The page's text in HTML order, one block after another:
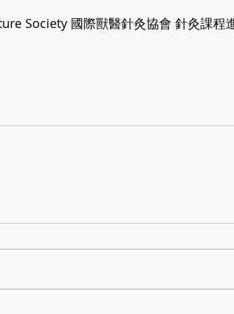
Society 國際獸醫針灸協會 針灸課程